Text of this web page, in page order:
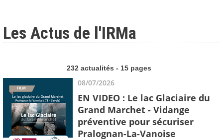
Les Actus de l'IRMa
232 actualités - 15 pages
08/07/2026
EN VIDEO : Le lac Glaciaire du
Grand Marchet - Vidange
préventive pour sécuriser
Pralognan-La-Vanoise